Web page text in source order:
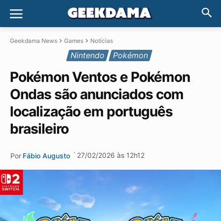
Geekdama News Games Notícias
Nintendo Pokémon
Pokémon Ventos e Pokémon
Ondas são anunciados com
localização em português
brasileiro
Por Fábio Augusto · 27/02/2026 às 12h12